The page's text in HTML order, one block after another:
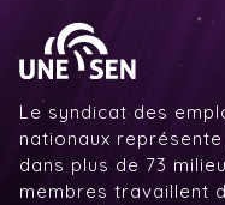
Le syndicat des
nationaux
dans plus de 73
membres travaillent